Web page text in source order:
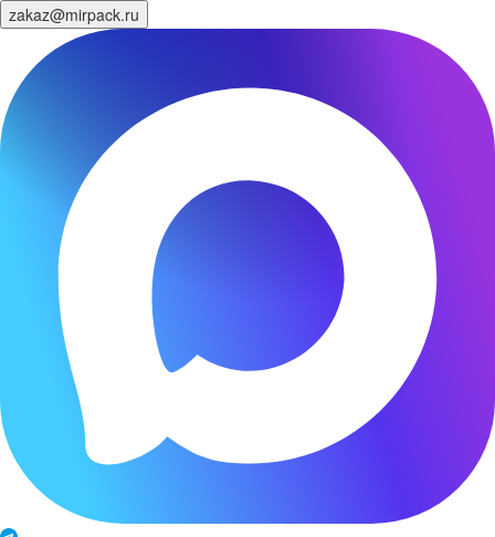
zakaz@mirpack.ru